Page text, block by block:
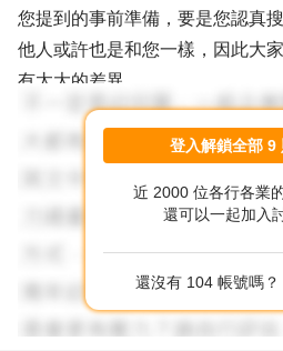
您提到的事前準備，要是您認真
他人或許也是和您一樣，因此大
有太大的差異。
最讓人資主管在意的，應該是您
這才是您要思考的問題，因為畢
同，怎麼讓自己被注意又不失風
自己的想法，用這樣的方式將話
以參考的方式。
登入解鎖全部 9
近 2000 位各行各業
還可以一起加入
還沒有 104 帳號嗎？